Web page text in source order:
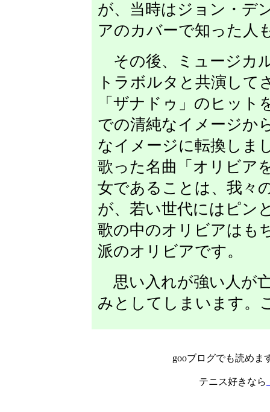
が、当時はジョン・デ
アのカバーで知った人
その後、ミュージカ
トラボルタと共演して
「ザナドゥ」のヒッ
での清純なイメージか
なイメージに転換しま
歌った名曲「オリビア
女であることは、我々
が、若い世代にはピン
歌の中のオリビアはも
派のオリビアです。
思い入れが強い人が
みとしてしまいます。
gooブログでも読めま
テニス好きなら